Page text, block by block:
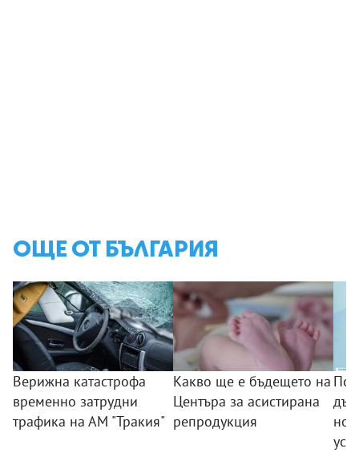
ОЩЕ ОТ БЪЛГАРИЯ
Верижна катастрофа
временно затрудни
трафика на АМ "Тракия"
Какво ще е бъдещето на
Центъра за асистирана
репродукция